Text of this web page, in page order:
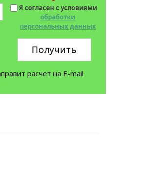
Я согласен с условиями
обработки
персональных данных
Получить
расчет на E-mail